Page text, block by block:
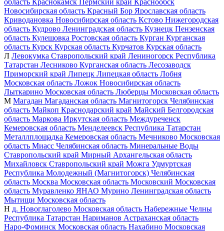
Новосибирская область Красный Бор Ярославская область
Криводановка Новосибирская область Кстово Нижегородская
область Кудрово Ленинградская область Кузнецк Пензенская
область Кулешовка Ростовская область Курган Курганская
область Курск Курская область Курчатов Курская область
Л Левокумка Ставропольский край Лениногорск Республика
Татарстан Лесниково Курганская область Лесозаводск
Приморский край Липецк Липецкая область Лобня
Московская область Ложок Новосибирская область
Лыткарино Московская область Люберцы Московская область
М Магадан Магаданская область Магнитогорск Челябинская
область Майкоп Краснодарский край Майский Белгородская
область Маркова Иркутская область Междуреченск
Кемеровская область Менделеевск Республика Татарстан
Металлплощадка Кемеровская область Мечниково Московская
область Миасс Челябинская область Минеральные Воды
Ставропольский край Мирный Архангельская область
Михайловск Ставропольский край Можга Удмуртская
Республика Молодежный (Магнитогорск) Челябинская
область Москва Московская область Московский Московская
область Муравленко ЯНАО Мурино Ленинградская область
Мытищи Московская область
Н д. Новоглаголево Московская область Набережные Челны
Республика Татарстан Нариманов Астраханская область
Наро-Фоминск Московская область Нахабино Московская